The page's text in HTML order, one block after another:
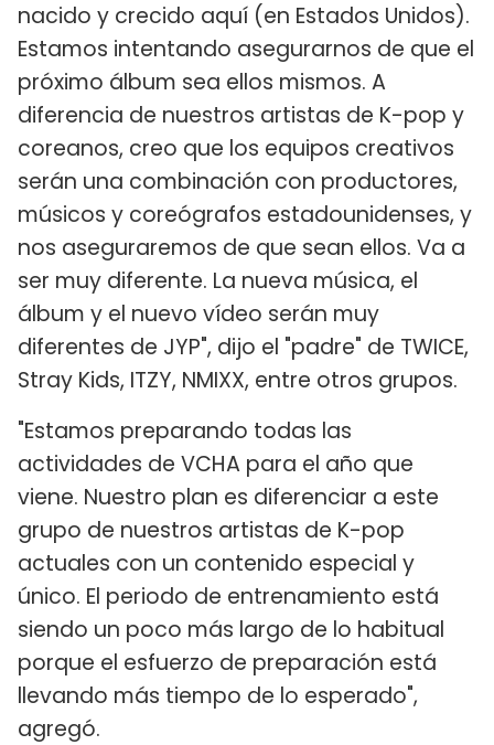
nacido y crecido aquí (en Estados Unidos).
Estamos intentando asegurarnos de que el
próximo álbum sea ellos mismos. A
diferencia de nuestros artistas de K-pop y
coreanos, creo que los equipos creativos
serán una combinación con productores,
músicos y coreógrafos estadounidenses, y
nos aseguraremos de que sean ellos. Va a
ser muy diferente. La nueva música, el
álbum y el nuevo vídeo serán muy
diferentes de JYP", dijo el "padre" de TWICE,
Stray Kids, ITZY, NMIXX, entre otros grupos.
"Estamos preparando todas las
actividades de VCHA para el año que
viene. Nuestro plan es diferenciar a este
grupo de nuestros artistas de K-pop
actuales con un contenido especial y
único. El periodo de entrenamiento está
siendo un poco más largo de lo habitual
porque el esfuerzo de preparación está
llevando más tiempo de lo esperado",
agregó.